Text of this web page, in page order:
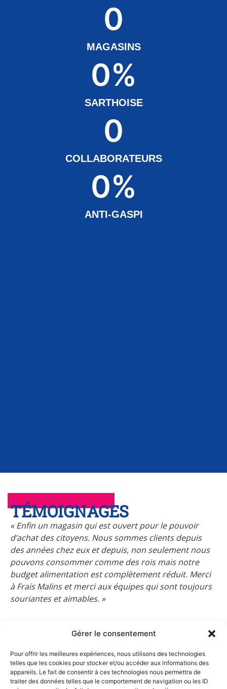
Gérer le consentement
Pour offrir les meilleures expériences, nous utilisons des technologies
telles que les cookies pour stocker et/ou accéder aux informations des
appareils. Le fait de consentir à ces technologies nous permettra de
traiter des données telles que le comportement de navigation ou les ID
MAGASINS
0
SARTHOISE
0%
COLLABORATEURS
0
ANTI-GASPI
0%
TÉMOIGNAGES
« Enfin un magasin qui est ouvert pour le pouvoir
d’achat des citoyens. Nous sommes clients depuis
des années chez eux et depuis, non seulement nous
pouvons consommer comme des rois mais notre
budget alimentation est complètement réduit. Merci
à Frais Malins et merci aux équipes qui sont toujours
souriantes et aimables. »